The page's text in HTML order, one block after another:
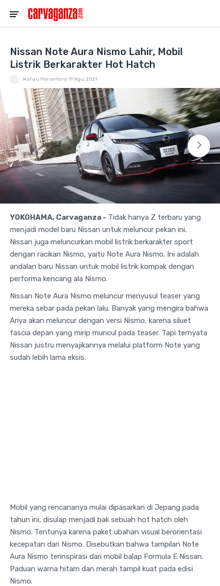
Nissan Note Aura Nismo Lahir, Mobil
Listrik Berkarakter Hot Hatch
Wahyu Hariantono 19 Agu, 2021
YOKOHAMA, Carvaganza - Tidak hanya Z terbaru yang
menjadi model baru Nissan untuk meluncur pekan ini.
Nissan juga meluncurkan mobil listrik berkarakter sport
dengan racikan Nismo, yaitu Note Aura Nismo. Ini adalah
andalan baru Nissan untuk mobil listrik kompak dengan
performa kencang ala Nismo.
Nissan Note Aura Nismo meluncur menyusul teaser yang
mereka sebar pada pekan lalu. Banyak yang mengira bahwa
Ariya akan meluncur dengan versi Nismo, karena siluet
fascia depan yang mirip muncul pada teaser. Tapi ternyata
Nissan justru menyajikannya melalui platform Note yang
sudah lebih lama eksis.
Mobil yang rencananya mulai dipasarkan di Jepang pada
tahun ini, disulap menjadi bak sebuah hot hatch oleh
Nismo. Tentunya karena paket ubahan visual berorientasi
kecepatan dari Nismo. Disebutkan bahwa tampilan Note
Aura Nismo terinspirasi dari mobil balap Formula E Nissan.
Paduan warna hitam dan merah tampil kuat pada edisi
Nismo.